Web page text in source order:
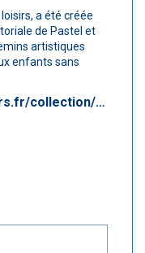
a été créée
de Pastel et
artistiques
enfants sans
https://www.ecoledesloisirs.fr/collection/pastel